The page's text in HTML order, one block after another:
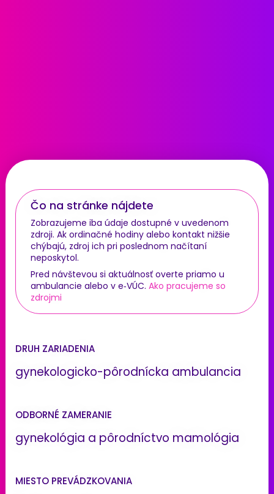
Čo na stránke nájdete
Zobrazujeme iba údaje dostupné v uvedenom
zdroji. Ak ordinačné hodiny alebo kontakt nižšie
chýbajú, zdroj ich pri poslednom načítaní
neposkytol.
Pred návštevou si aktuálnosť overte priamo u
ambulancie alebo v e‑VÚC. Ako pracujeme so
zdrojmi
DRUH ZARIADENIA
gynekologicko-pôrodnícka ambulancia
ODBORNÉ ZAMERANIE
gynekológia a pôrodníctvo mamológia
MIESTO PREVÁDZKOVANIA